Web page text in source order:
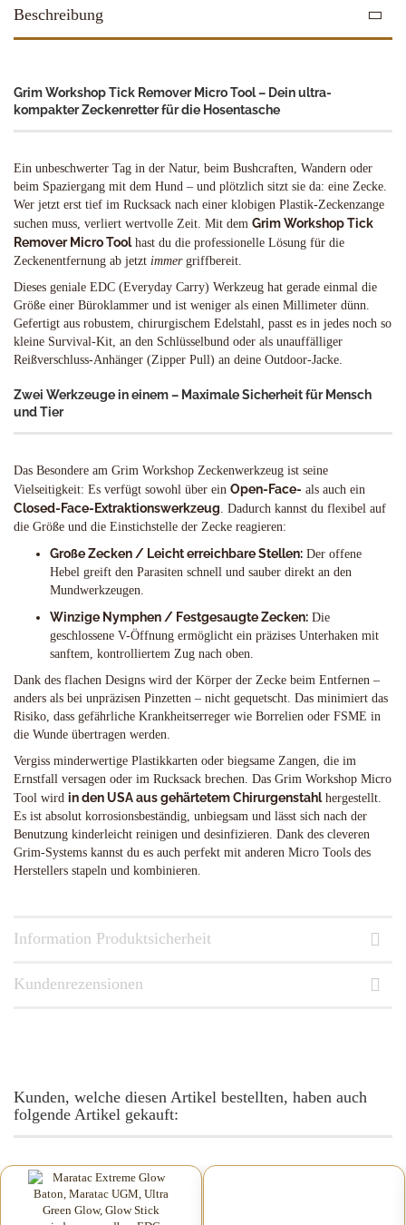
Beschreibung
Grim Workshop Tick Remover Micro Tool – Dein ultra-
kompakter Zeckenretter für die Hosentasche
Ein unbeschwerter Tag in der Natur, beim Bushcraften, Wandern oder
beim Spaziergang mit dem Hund – und plötzlich sitzt sie da: eine Zecke.
Wer jetzt erst tief im Rucksack nach einer klobigen Plastik-Zeckenzange
suchen muss, verliert wertvolle Zeit. Mit dem Grim Workshop Tick
Remover Micro Toolhast du die professionelle Lösung für die
Zeckenentfernung ab jetzt immergriffbereit.
Dieses geniale EDC (Everyday Carry) Werkzeug hat gerade einmal die
Größe einer Büroklammer und ist weniger als einen Millimeter dünn.
Gefertigt aus robustem, chirurgischem Edelstahl, passt es in jedes noch so
kleine Survival-Kit, an den Schlüsselbund oder als unauffälliger
Reißverschluss-Anhänger (Zipper Pull) an deine Outdoor-Jacke.
Zwei Werkzeuge in einem – Maximale Sicherheit für Mensch
und Tier
Das Besondere am Grim Workshop Zeckenwerkzeug ist seine
Vielseitigkeit: Es verfügt sowohl über ein Open-Face- als auch ein
Closed-Face-Extraktionswerkzeug. Dadurch kannst du flexibel auf
die Größe und die Einstichstelle der Zecke reagieren:
Große Zecken / Leicht erreichbare Stellen: Der offene
Hebel greift den Parasiten schnell und sauber direkt an den
Mundwerkzeugen.
Winzige Nymphen / Festgesaugte Zecken: Die
geschlossene V-Öffnung ermöglicht ein präzises Unterhaken mit
sanftem, kontrolliertem Zug nach oben.
Dank des flachen Designs wird der Körper der Zecke beim Entfernen –
anders als bei unpräzisen Pinzetten – nicht gequetscht. Das minimiert das
Risiko, dass gefährliche Krankheitserreger wie Borrelien oder FSME in
die Wunde übertragen werden.
Vergiss minderwertige Plastikkarten oder biegsame Zangen, die im
Ernstfall versagen oder im Rucksack brechen. Das Grim Workshop Micro
Tool wird in den USA aus gehärtetem Chirurgenstahlhergestellt.
Es ist absolut korrosionsbeständig, unbiegsam und lässt sich nach der
Benutzung kinderleicht reinigen und desinfizieren. Dank des cleveren
Grim-Systems kannst du es auch perfekt mit anderen Micro Tools des
Herstellers stapeln und kombinieren.
Information Produktsicherheit
Kundenrezensionen
Kunden, welche diesen Artikel bestellten, haben auch
folgende Artikel gekauft: